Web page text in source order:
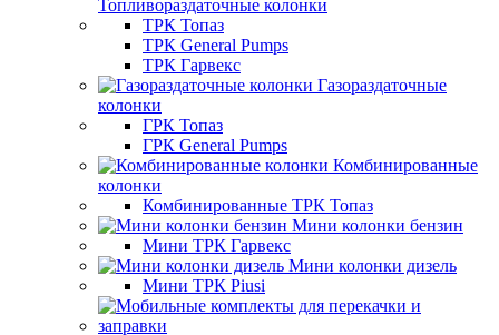
Топливораздаточные колонки
ТРК Топаз
ТРК General Pumps
ТРК Гарвекс
Газораздаточные
колонки
ГРК Топаз
ГРК General Pumps
Комбинированные
колонки
Комбинированные ТРК Топаз
Мини колонки бензин
Мини ТРК Гарвекс
Мини колонки дизель
Мини ТРК Piusi